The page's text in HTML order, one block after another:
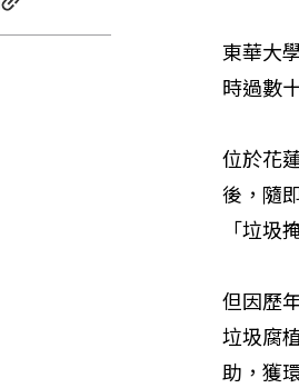
東華大
時過數
位於花
後，隨
「垃
但因歷
垃圾腐
助，獲